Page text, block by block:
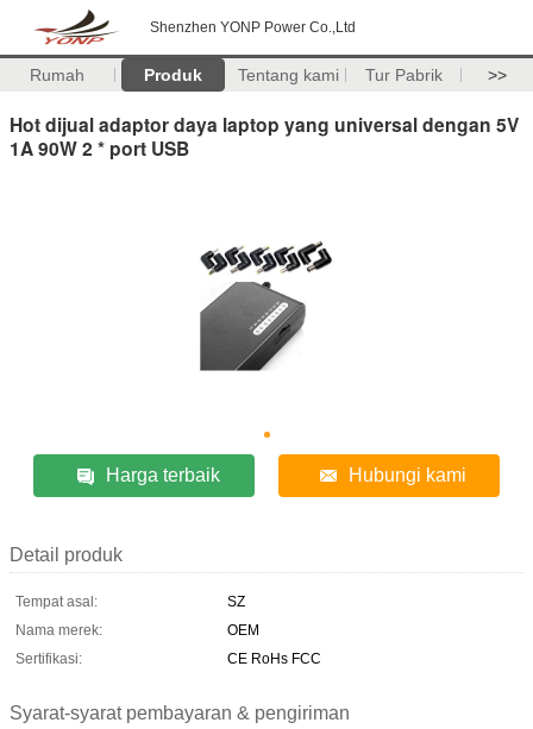
Shenzhen YONP Power Co.,Ltd
Rumah Produk Tentang kami Tur Pabrik >>
Hot dijual adaptor daya laptop yang universal dengan 5V
1A 90W 2 * port USB
Harga terbaik Hubungi kami
Detail produk
Tempat asal:
SZ
Nama merek:
OEM
Sertifikasi:
CE RoHs FCC
Syarat-syarat pembayaran & pengiriman